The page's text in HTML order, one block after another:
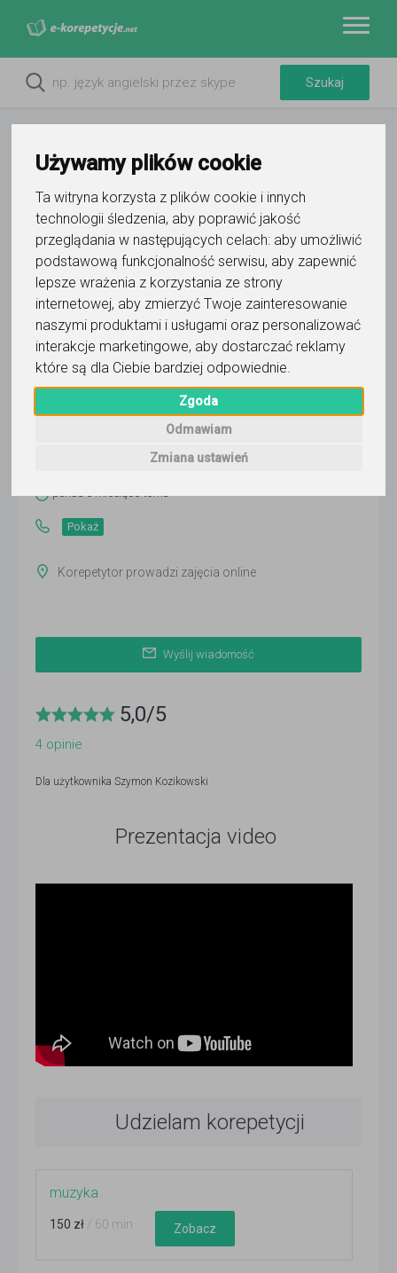
Używamy plików cookie
Ta witryna korzysta z plików cookie i innych
technologii śledzenia, aby poprawić jakość
przeglądania w następujących celach: aby umożliwić
podstawową funkcjonalność serwisu, aby zapewnić
lepsze wrażenia z korzystania ze strony
internetowej, aby zmierzyć Twoje zainteresowanie
naszymi produktami i usługami oraz personalizować
interakcje marketingowe, aby dostarczać reklamy
które są dla Ciebie bardziej odpowiednie
Zgoda
Odmawiam
Zmiana ustawień
Szymon Kozikowski
Wyślij wiadomość
ponad 3 miesiące temu
Pokaż
Korepetytor prowadzi zajęcia online
Wyślij wiadomość
5,0/5
4 opinie
Dla użytkownika Szymon Kozikowski
Prezentacja video
Udzielam korepetycji
muzyka
150 zł / 60 min Zobacz